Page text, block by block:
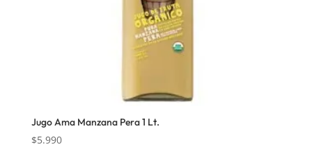
Jugo Ama Manzana Pera 1 Lt.
$5.990